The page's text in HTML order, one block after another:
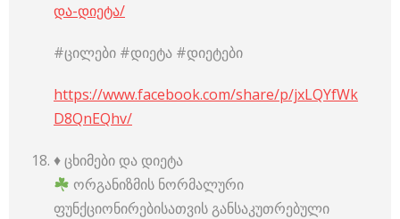
და-დიეტა/
#ცილები #დიეტა #დიეტები
https://www.facebook.com/share/p/jxLQYfWk
D8QnEQhv/
♦️ ცხიმები და დიეტა
ორგანიზმის ნორმალური
ფუნქციონირებისათვის განსაკუთრებული